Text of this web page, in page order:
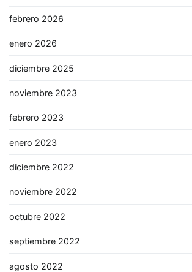
febrero 2026
enero 2026
diciembre 2025
noviembre 2023
febrero 2023
enero 2023
diciembre 2022
noviembre 2022
octubre 2022
septiembre 2022
agosto 2022